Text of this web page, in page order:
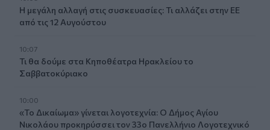
Η μεγάλη αλλαγή στις συσκευασίες: Τι αλλάζει στην ΕΕ
από τις 12 Αυγούστου
10:07
Τι θα δούμε στα Κηποθέατρα Ηρακλείου το
Σαββατοκύριακο
10:00
«Το Δικαίωμα» γίνεται λογοτεχνία: Ο Δήμος Αγίου
Νικολάου προκηρύσσει τον 33ο Πανελλήνιο Λογοτεχνικό